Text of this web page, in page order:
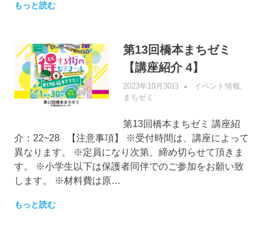
もっと読む
第13回橋本まちゼミ
【講座紹介 4】
2023年10月30日 管理者
イベント情報
まちゼミ
第13回橋本まちゼミ 講座紹
介：22~28 【注意事項】 ※受付時間は、講座によって
異なります。 ※定員になり次第、締め切らせて頂きま
す。 ※小学生以下は保護者同伴でのご参加をお願い致
します。 ※材料費は原…
もっと読む